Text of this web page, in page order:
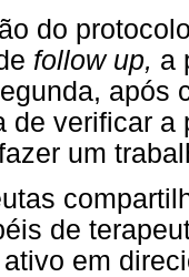
do
follow up, a
após
de verificar
um
de
em